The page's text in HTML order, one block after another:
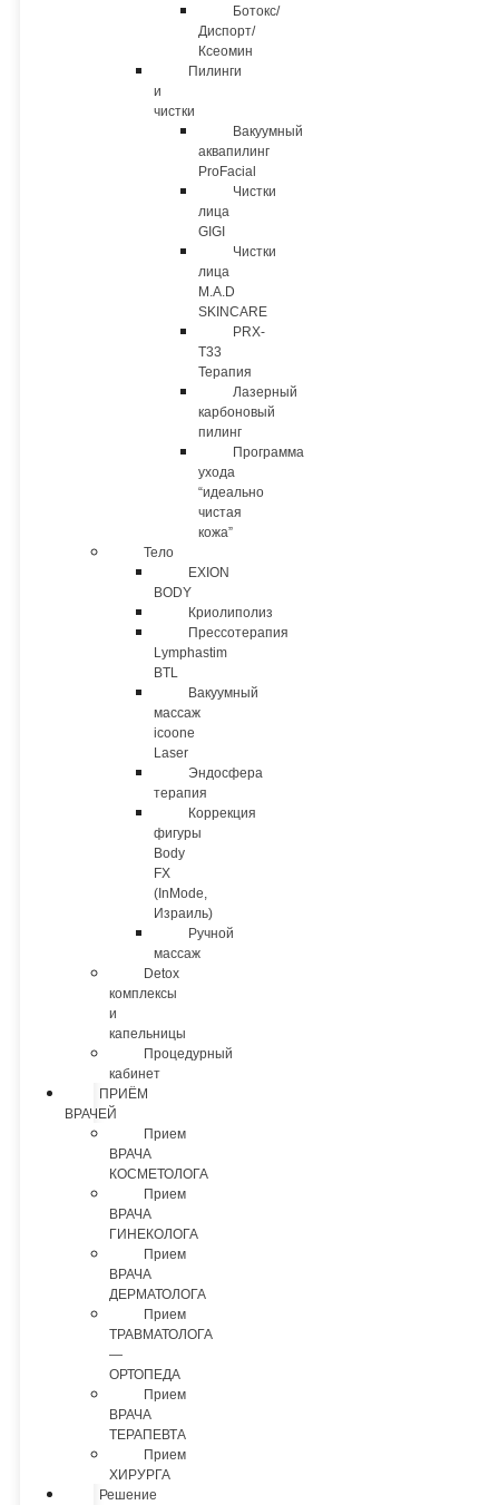
Ботокс/
Диспорт/
Ксеомин
Пилинги
и
чистки
Вакуумный
аквапилинг
ProFacial
Чистки
лица
GIGI
Чистки
лица
M.A.D
SKINCARE
PRX-
T33
Терапия
Лазерный
карбоновый
пилинг
Программа
ухода
“идеально
чистая
кожа”
Тело
EXION
BODY
Криолиполиз
Прессотерапия
Lymphastim
BTL
Вакуумный
массаж
icoone
Laser
Эндосфера
терапия
Коррекция
фигуры
Body
FX
(InMode,
Израиль)
Ручной
массаж
Detox
комплексы
и
капельницы
Процедурный
кабинет
ПРИЁМ
ВРАЧЕЙ
Прием
ВРАЧА
КОСМЕТОЛОГА
Прием
ВРАЧА
ГИНЕКОЛОГА
Прием
ВРАЧА
ДЕРМАТОЛОГА
Прием
ТРАВМАТОЛОГА
—
ОРТОПЕДА
Прием
ВРАЧА
ТЕРАПЕВТА
Прием
ХИРУРГА
Решение